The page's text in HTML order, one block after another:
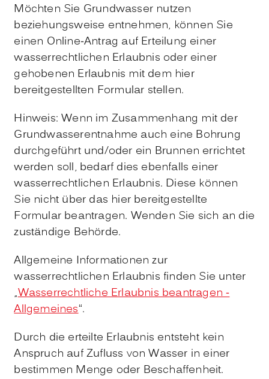
Möchten Sie Grundwasser nutzen
beziehungsweise entnehmen, können Sie
einen Online-Antrag auf Erteilung einer
wasserrechtlichen Erlaubnis oder einer
gehobenen Erlaubnis mit dem hier
bereitgestellten Formular stellen.
Hinweis: Wenn im Zusammenhang mit der
Grundwasserentnahme auch eine Bohrung
durchgeführt und/oder ein Brunnen errichtet
werden soll, bedarf dies ebenfalls einer
wasserrechtlichen Erlaubnis. Diese können
Sie nicht über das hier bereitgestellte
Formular beantragen. Wenden Sie sich an die
zuständige Behörde.
Allgemeine Informationen zur
wasserrechtlichen Erlaubnis finden Sie unter
„Wasserrechtliche Erlaubnis beantragen -
Allgemeines“.
Durch die erteilte Erlaubnis entsteht kein
Anspruch auf Zufluss von Wasser in einer
bestimmen Menge oder Beschaffenheit.